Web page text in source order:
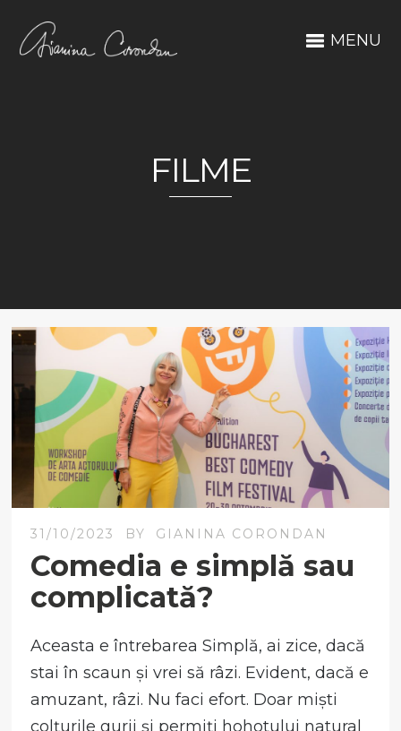
MENU
FILME
31/10/2023 BY GIANINA CORONDAN
Comedia e simplă sau
complicată?
Aceasta e întrebarea Simplă, ai zice, dacă
stai în scaun și vrei să râzi. Evident, dacă e
amuzant, râzi. Nu faci efort. Doar miști
colțurile gurii și permiți hohotului natural